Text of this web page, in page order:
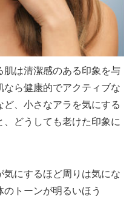
肌は清潔感のある印象を与
なら健康的でアクティブな
、小さなアラを気にする
どうしても老けた印象に
にするほど周りは気にな
トーンが明るいほう